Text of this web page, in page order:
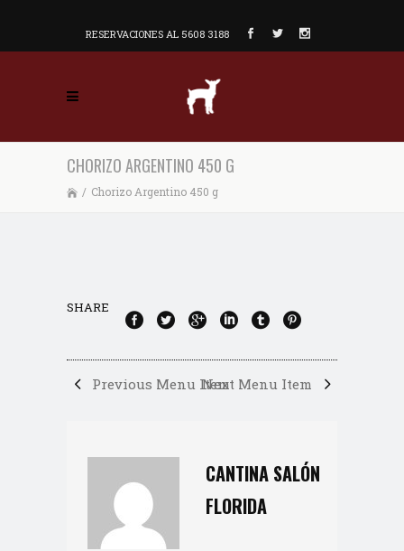
RESERVACIONES AL 5608 3188
CHORIZO ARGENTINO 450 G
/ Chorizo Argentino 450 g
SHARE
Previous Menu ItemNext Menu Item
CANTINA SALÓN
FLORIDA